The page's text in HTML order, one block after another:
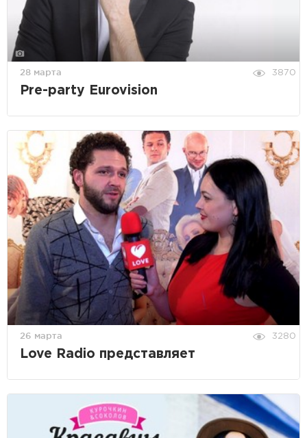
28 марта 3870
Pre-party Eurovision
26 марта 3280
Love Radio представляет